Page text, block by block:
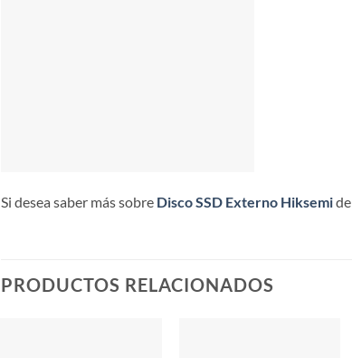
Si desea saber más sobre Disco SSD Externo Hiksemide
PRODUCTOS RELACIONADOS